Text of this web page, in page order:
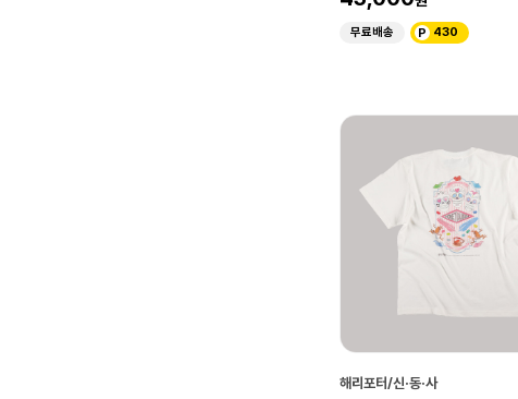
무료배송 430
해리포터/신·동·사